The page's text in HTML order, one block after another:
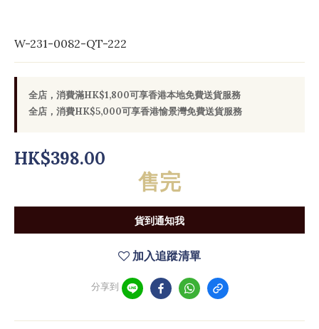
W-231-0082-QT-222
全店，消費滿HK$1,800可享香港本地免費送貨服務
全店，消費HK$5,000可享香港愉景灣免費送貨服務
HK$398.00
售完
貨到通知我
加入追蹤清單
分享到